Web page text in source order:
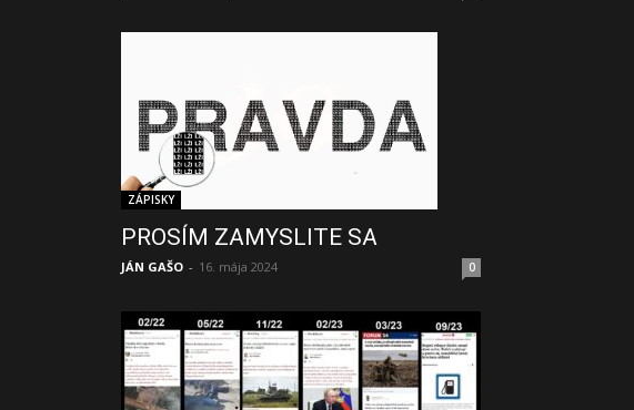
ZÁPISKY
PROSÍM ZAMYSLITE SA
JÁN GAŠO - 16. mája 2024 0